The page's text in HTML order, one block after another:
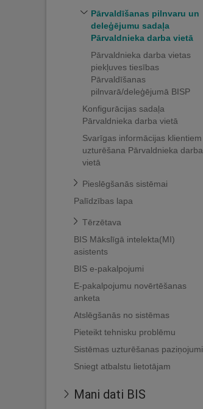
Pārvaldīšanas pilnvaru un
deleģējumu sadaļa
Pārvaldnieka darba vietā
Pārvaldnieka darba vietas
piekļuves tiesības
Pārvaldīšanas
pilnvarā/deleģējumā BISP
Konfigurācijas sadaļa
Pārvaldnieka darba vietā
Svarīgas informācijas klientiem
uzturēšana Pārvaldnieka darba
vietā
Pieslēgšanās sistēmai
Palīdzības lapa
Tērzētava
BIS Mākslīgā intelekta(MI)
asistents
BIS e-pakalpojumi
E-pakalpojumu novērtēšanas
anketa
Atslēgšanās no sistēmas
Pieteikt tehnisku problēmu
Sistēmas uzturēšanas paziņojumi
Sniegt atbalstu lietotājam
Mani dati BIS